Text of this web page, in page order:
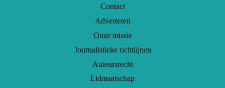
Contact
Adverteren
Onze missie
Journalistieke richtlijnen
Auteursrecht
Lidmaatschap